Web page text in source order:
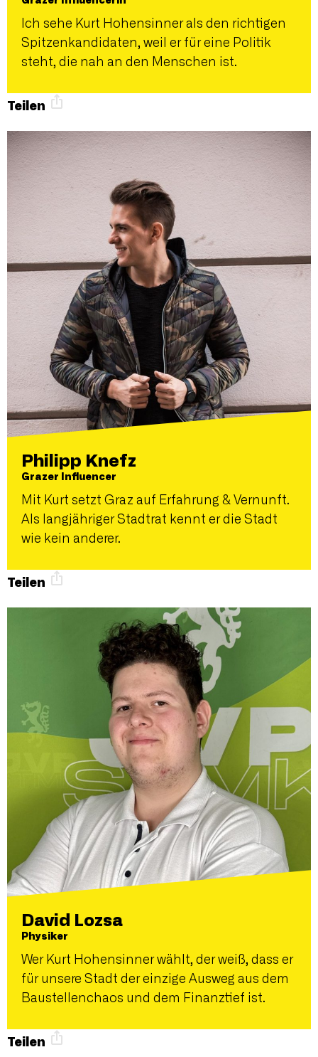
Ich sehe Kurt Hohensinner als den richtigen
Spitzenkandidaten, weil er für eine Politik
steht, die nah an den Menschen ist.
Teilen
Philipp Knefz
Grazer Influencer
Mit Kurt setzt Graz auf Erfahrung & Vernunft.
Als langjähriger Stadtrat kennt er die Stadt
wie kein anderer.
Teilen
David Lozsa
Physiker
Wer Kurt Hohensinner wählt, der weiß, dass er
für unsere Stadt der einzige Ausweg aus dem
Baustellenchaos und dem Finanztief ist.
Teilen